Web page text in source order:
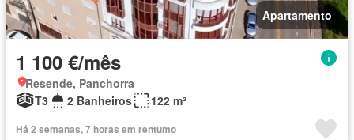
Apartamento
1 100 €/mês
Resende, Panchorra
T3
2 Banheiros 122 m²
Há 2 semanas, 7 horas em rentumo